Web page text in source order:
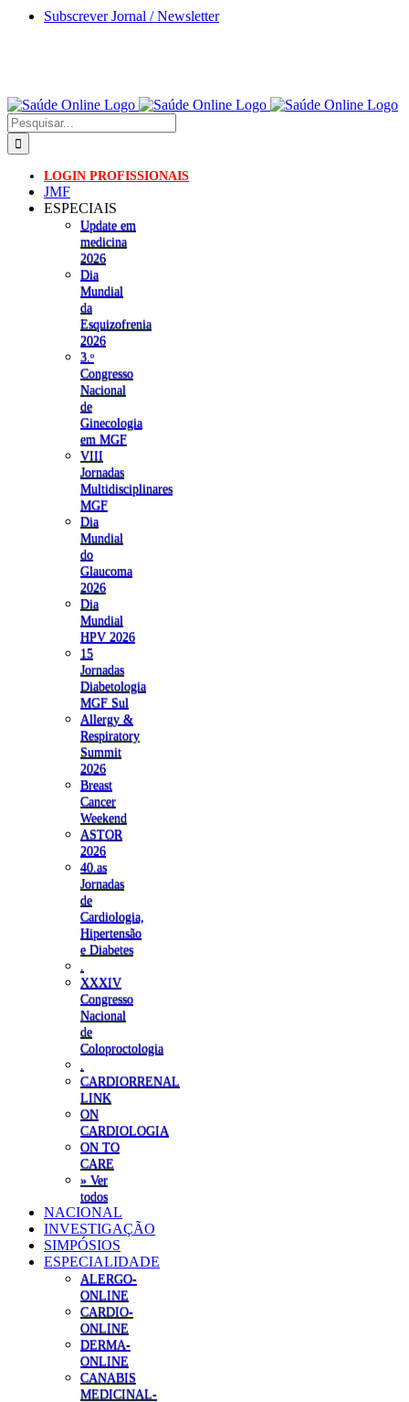
Skip
Subscrever Jornal / Newsletter
Pesquisar
LOGIN PROFISSIONAIS
JMF
ESPECIAIS
Update em
medicina
2026
Dia
Mundial
da
Esquizofrenia
2026
3.ᵒ
Congresso
Nacional
de
Ginecologia
em MGF
VIII
Jornadas
Multidisciplinares
MGF
Dia
Mundial
do
Glaucoma
2026
Dia
Mundial
HPV 2026
15
Jornadas
Diabetologia
MGF Sul
Allergy &
Respiratory
Summit
2026
Breast
Cancer
Weekend
ASTOR
2026
40.as
Jornadas
de
Cardiologia,
Hipertensão
e Diabetes
XXXIV
Congresso
Nacional
de
Coloproctologia
CARDIORRENAL
LINK
ON
CARDIOLOGIA
ON TO
CARE
» Ver
todos
NACIONAL
INVESTIGAÇÃO
SIMPÓSIOS
ESPECIALIDADE
ALERGO-
ONLINE
CARDIO-
ONLINE
DERMA-
ONLINE
CANABIS
MEDICINAL-